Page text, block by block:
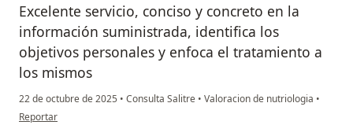
Excelente servicio, conciso y concreto en la
información suministrada, identifica los
objetivos personales y enfoca el tratamiento a
los mismos
22 de octubre de 2025 • Consulta Salitre • Valoracion de nutriologia •
en opinión del usuario Juan Sebastián Ortiz
Reportar